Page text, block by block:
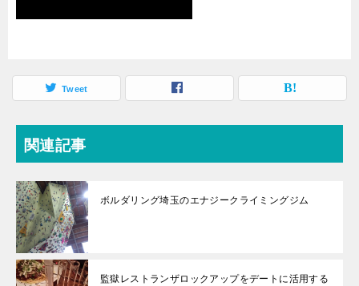
Tweet
関連記事
ボルダリング埼玉のエナジークライミングジム
監獄レストランザロックアップをデートに活用する